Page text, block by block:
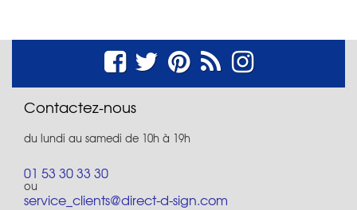
Contactez-nous
du lundi au samedi de 10h à 19h
01 53 30 33 30
ou
service_clients@direct-d-sign.com